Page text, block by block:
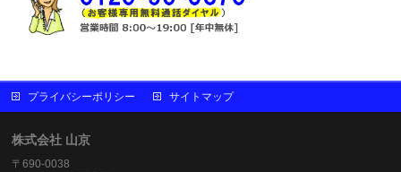
プライバシーポリシー サイトマップ
株式会社 山京
〒690-0038